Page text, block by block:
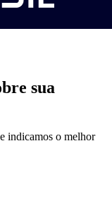
sua
indicamos o melhor